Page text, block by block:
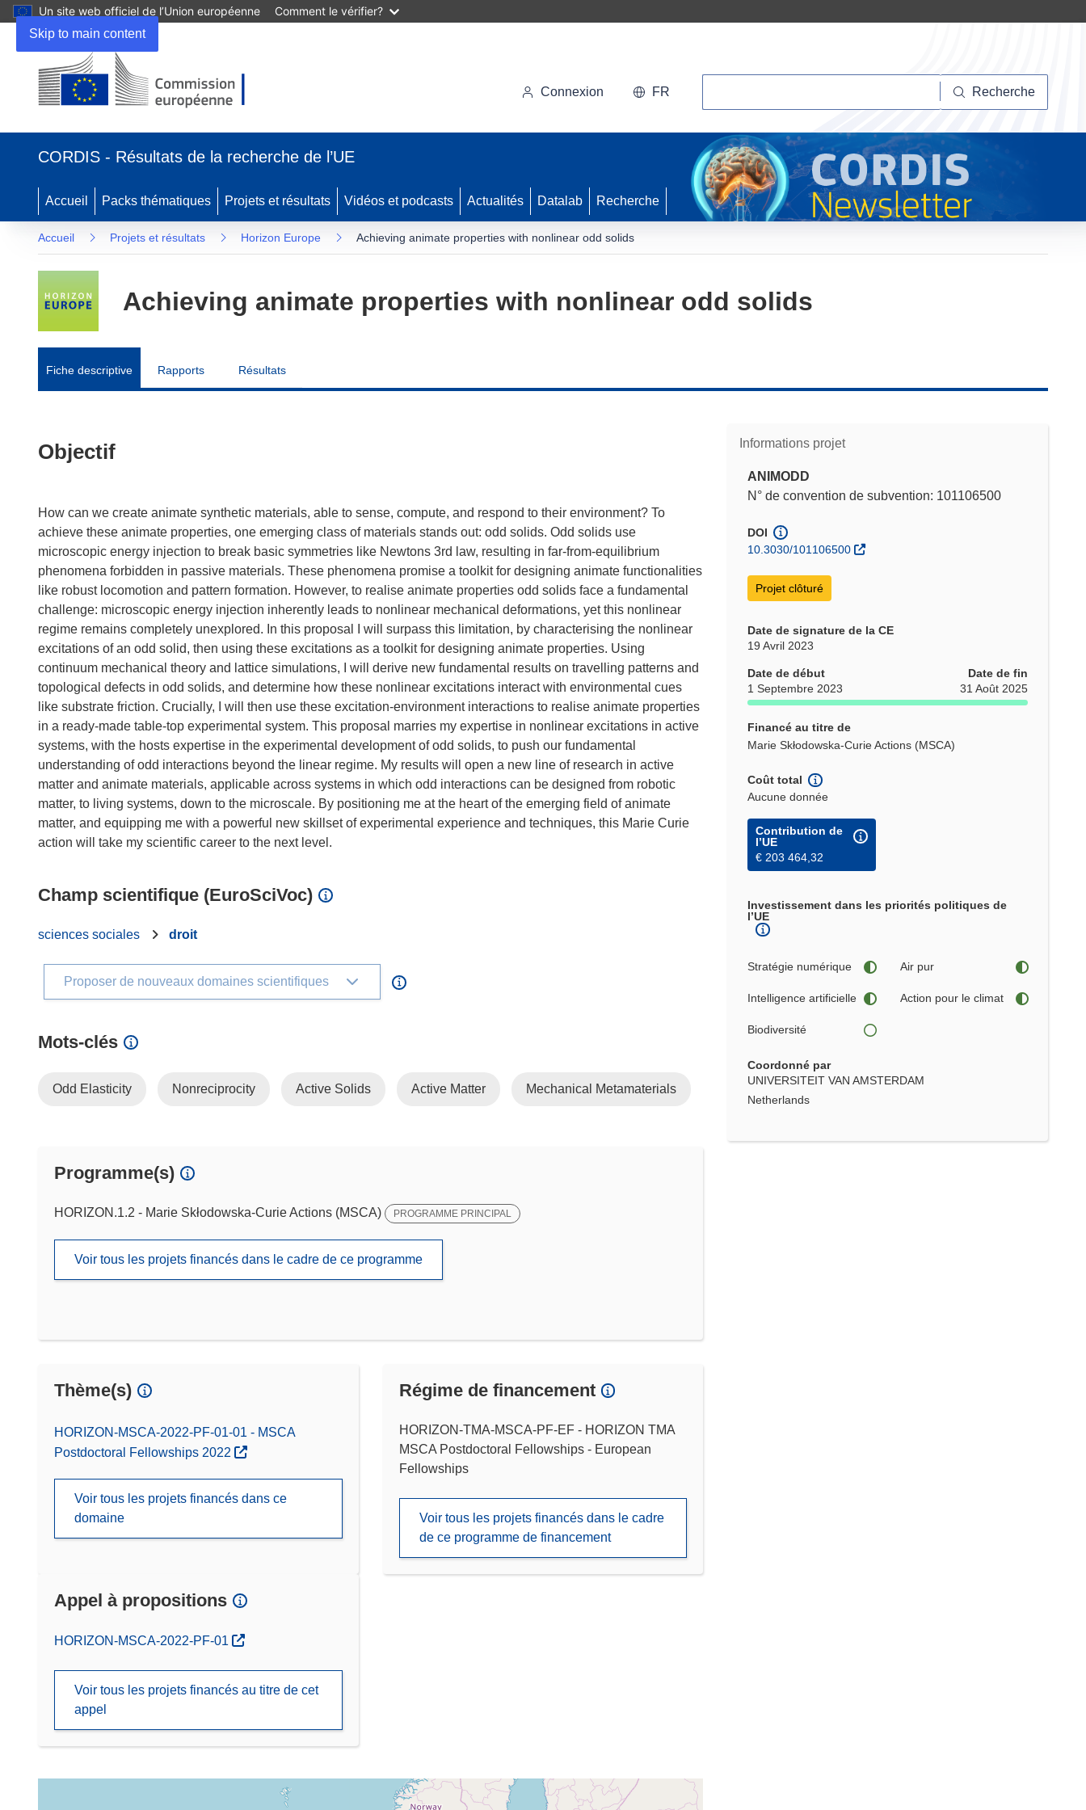
Skip to main content
Un site web officiel de l’Union européenne Comment le vérifier?
Connexion FR Recherche
CORDIS - Résultats de la recherche de l’UE
Accueil Packs thématiques Projets et résultats Vidéos et podcasts Actualités Datalab Recherche
Accueil Projets et résultats Horizon Europe Achieving animate properties with nonlinear odd solids
Achieving animate properties with nonlinear odd solids
Fiche descriptive Rapports Résultats
Informations projet
ANIMODD
N° de convention de subvention: 101106500
DOI
10.3030/101106500
Projet clôturé
Date de signature de la CE
19 Avril 2023
Date de début
1 Septembre 2023
Date de fin
31 Août 2025
Financé au titre de
Marie Skłodowska-Curie Actions (MSCA)
Coût total
Aucune donnée
Contribution de
l’UE
€ 203 464,32
Investissement dans les priorités politiques de
l’UE
Stratégie numérique Air pur
Intelligence artificielle Action pour le climat
Biodiversité
Coordonné par
UNIVERSITEIT VAN AMSTERDAM
Netherlands
Objectif
How can we create animate synthetic materials, able to sense, compute, and respond to their environment? To
achieve these animate properties, one emerging class of materials stands out: odd solids. Odd solids use
microscopic energy injection to break basic symmetries like Newtons 3rd law, resulting in far-from-equilibrium
phenomena forbidden in passive materials. These phenomena promise a toolkit for designing animate functionalities
like robust locomotion and pattern formation. However, to realise animate properties odd solids face a fundamental
challenge: microscopic energy injection inherently leads to nonlinear mechanical deformations, yet this nonlinear
regime remains completely unexplored. In this proposal I will surpass this limitation, by characterising the nonlinear
excitations of an odd solid, then using these excitations as a toolkit for designing animate properties. Using
continuum mechanical theory and lattice simulations, I will derive new fundamental results on travelling patterns and
topological defects in odd solids, and determine how these nonlinear excitations interact with environmental cues
like substrate friction. Crucially, I will then use these excitation-environment interactions to realise animate properties
in a ready-made table-top experimental system. This proposal marries my expertise in nonlinear excitations in active
systems, with the hosts expertise in the experimental development of odd solids, to push our fundamental
understanding of odd interactions beyond the linear regime. My results will open a new line of research in active
matter and animate materials, applicable across systems in which odd interactions can be designed from robotic
matter, to living systems, down to the microscale. By positioning me at the heart of the emerging field of animate
matter, and equipping me with a powerful new skillset of experimental experience and techniques, this Marie Curie
Champ scientifique (EuroSciVoc)
sciences sociales droit
Proposer de nouveaux domaines scientifiques
Mots‑clés
Odd Elasticity Nonreciprocity Active Solids Active Matter Mechanical Metamaterials
Programme(s)
HORIZON.1.2 - Marie Skłodowska-Curie Actions (MSCA) PROGRAMME PRINCIPAL
Voir tous les projets financés dans le cadre de ce programme
Thème(s)
HORIZON-MSCA-2022-PF-01-01 - MSCA
Postdoctoral Fellowships 2022
Voir tous les projets financés dans ce
domaine
Régime de financement
HORIZON-TMA-MSCA-PF-EF - HORIZON TMA
MSCA Postdoctoral Fellowships - European
Fellowships
Voir tous les projets financés dans le cadre
de ce programme de financement
Appel à propositions
(s’ouvre dans une nouvelle fenêtre)
HORIZON-MSCA-2022-PF-01
Voir tous les projets financés au titre de cet
appel